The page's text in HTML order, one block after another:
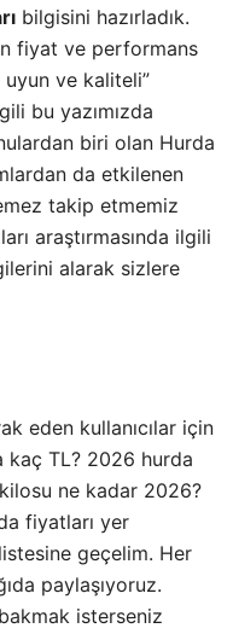
bilgisini hazırladık.
fiyat ve performans
ve kaliteli”
bu yazımızda
biri olan Hurda
da etkilenen
takip etmemiz
araştırmasında ilgili
alarak sizlere
eden kullanıcılar için
kaç TL? 2026 hurda
ne kadar 2026?
fiyatları yer
geçelim. Her
paylaşıyoruz.
isterseniz